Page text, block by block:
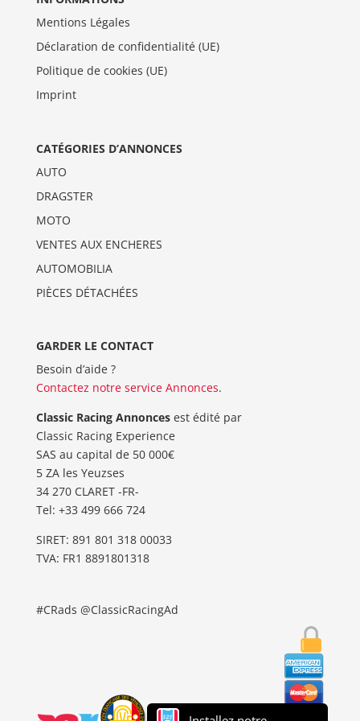
Mentions Légales
Déclaration de confidentialité (UE)
Politique de cookies (UE)
Imprint
CATÉGORIES D’ANNONCES
AUTO
DRAGSTER
MOTO
VENTES AUX ENCHERES
AUTOMOBILIA
PIÈCES DÉTACHÉES
GARDER LE CONTACT
Besoin d’aide ?
Contactez notre service Annonces.
Classic Racing Annoncesest édité par
Classic Racing Experience
SAS au capital de 50 000€
5 ZA les Yeuzses
34 270 CLARET -FR-
Tel: ‭+33 499 666 724‬
SIRET: 891 801 318 00033
TVA: FR1 8891801318
#CRads @ClassicRacingAd